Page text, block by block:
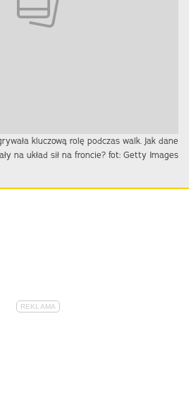
kluczową rolę podczas walk. Jak dane
na układ sił na froncie? fot: Getty Images